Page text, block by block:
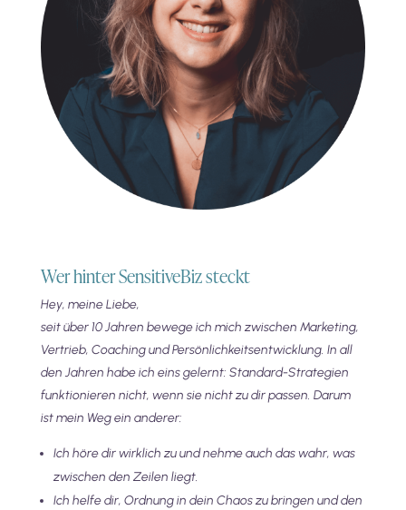
Wer hinter SensitiveBiz steckt
Hey, meine Liebe,
seit über 10 Jahren bewege ich mich zwischen Marketing,
Vertrieb, Coaching und Persönlichkeitsentwicklung. In all
den Jahren habe ich eins gelernt: Standard-Strategien
funktionieren nicht, wenn sie nicht zu dir passen. Darum
ist mein Weg ein anderer:
Ich höre dir wirklich zu und nehme auch das wahr, was
zwischen den Zeilen liegt.
Ich helfe dir, Ordnung in dein Chaos zu bringen und den